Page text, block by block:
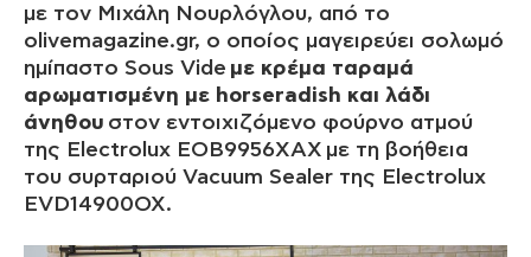
με τον Μιχάλη Νουρλόγλου, από το
olivemagazine.gr, ο οποίος μαγειρεύει σολωμό
ημίπαστο Sous Vide με κρέμα ταραμά
αρωματισμένη με horseradish και λάδι
άνηθου στον εντοιχιζόμενο φούρνο ατμού
της Electrolux EOB9956XAX με τη βοήθεια
του συρταριού Vacuum Sealer της Electrolux
EVD14900OX.